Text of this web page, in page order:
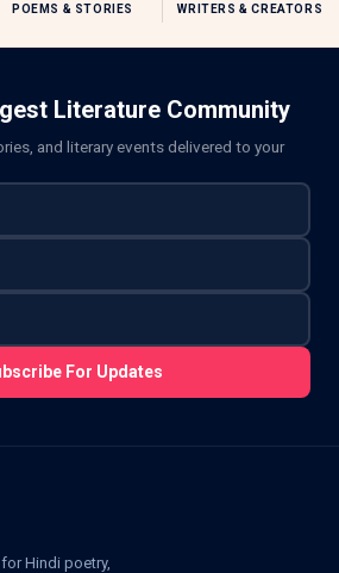
POEMS & STORIES WRITERS & CREATORS
Literature Community
and literary events delivered to your
For Updates
Hindi poetry,